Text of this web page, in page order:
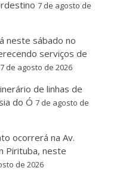
7 de agosto de
neste sábado no
serviços de
7 de agosto de 2026
de linhas de
do Ó 7 de agosto de
ocorrerá na Av.
Pirituba, neste
de 2026